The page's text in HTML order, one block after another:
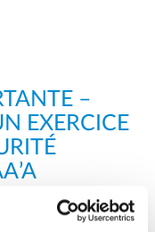
–
EXERCICE
un exercice
d’être